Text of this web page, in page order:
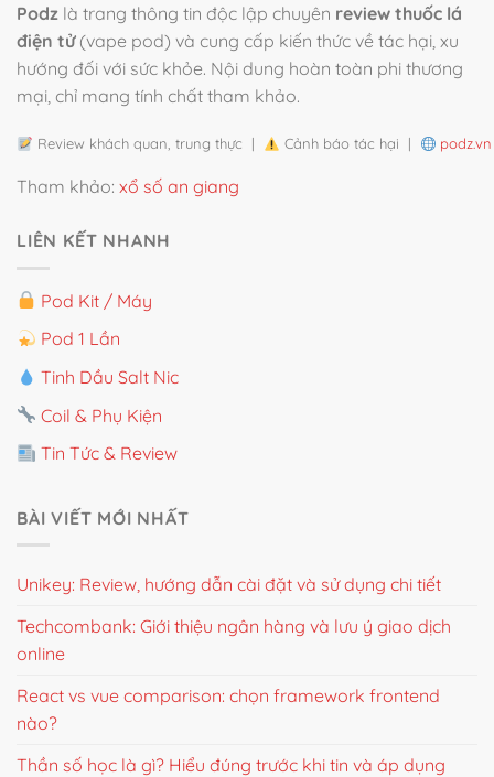
Podz là trang thông tin độc lập chuyên review thuốc lá
điện tử(vape pod) và cung cấp kiến thức về tác hại, xu
hướng đối với sức khỏe. Nội dung hoàn toàn phi thương
mại, chỉ mang tính chất tham khảo.
Review khách quan, trung thực | Cảnh báo tác hại | podz.vn
Tham khảo: xổ số an giang
LIÊN KẾT NHANH
Pod Kit / Máy
Pod 1 Lần
Tinh Dầu Salt Nic
Coil & Phụ Kiện
Tin Tức & Review
BÀI VIẾT MỚI NHẤT
Unikey: Review, hướng dẫn cài đặt và sử dụng chi tiết
Techcombank: Giới thiệu ngân hàng và lưu ý giao dịch
online
React vs vue comparison: chọn framework frontend
nào?
Thần số học là gì? Hiểu đúng trước khi tin và áp dụng